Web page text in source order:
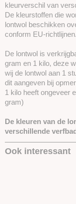
kleurverschil van
De kleurstoffen die
lontwol beschikken
conform EU-richtlijnen.
De lontwol is
gram en 1 kilo, deze
wij de lontwol aan 1
dit aangeven bij
1 kilo heeft ongeveer
gram)
De kleuren van de
verschillende
Ook interessant